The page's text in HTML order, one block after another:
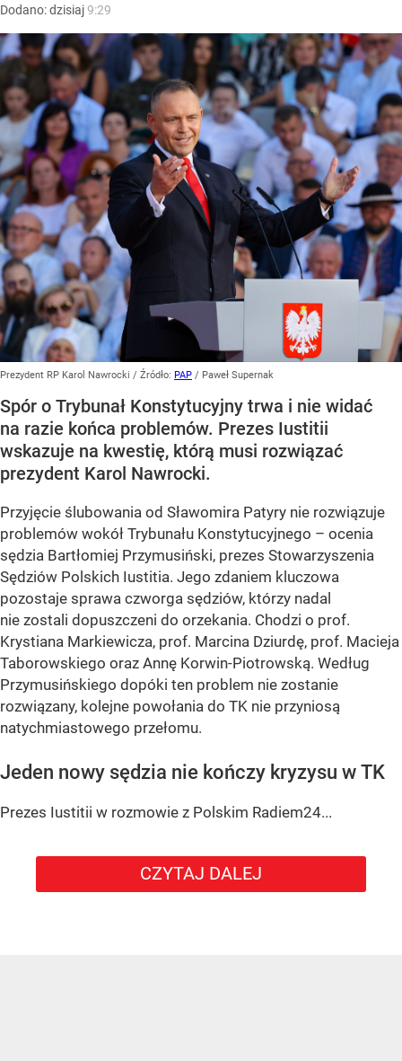
Dodano:dzisiaj9:29
Prezydent RP Karol Nawrocki / Źródło: PAP / Paweł Supernak
Spór o Trybunał Konstytucyjny trwa i nie widać
na razie końca problemów. Prezes Iustitii
wskazuje na kwestię, którą musi rozwiązać
prezydent Karol Nawrocki.
Przyjęcie ślubowania od Sławomira Patyry nie rozwiązuje
problemów wokół Trybunału Konstytucyjnego – ocenia
sędzia Bartłomiej Przymusiński, prezes Stowarzyszenia
Sędziów Polskich Iustitia. Jego zdaniem kluczowa
pozostaje sprawa czworga sędziów, którzy nadal
nie zostali dopuszczeni do orzekania. Chodzi o prof.
Krystiana Markiewicza, prof. Marcina Dziurdę, prof. Macieja
Taborowskiego oraz Annę Korwin-Piotrowską. Według
Przymusińskiego dopóki ten problem nie zostanie
rozwiązany, kolejne powołania do TK nie przyniosą
natychmiastowego przełomu.
Jeden nowy sędzia nie kończy kryzysu w TK
Prezes Iustitii w rozmowie z Polskim Radiem24...
CZYTAJ DALEJ